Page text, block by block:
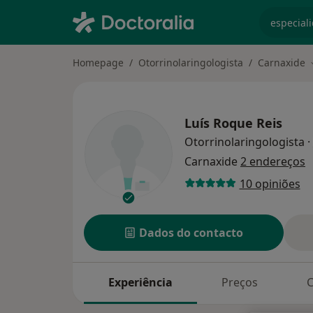
Homepage Otorrinolaringologista Carnaxide
Luís Roque Reis
Otorrinolaringologista ·
Carnaxide 2 endereços
10 opiniões
Dados do contacto
Experiência Preços